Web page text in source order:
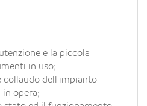
e la piccola
in uso;
collaudo dell'impianto
in opera;